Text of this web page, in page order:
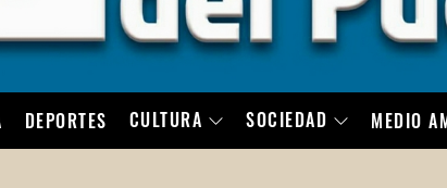
DEPORTES CULTURA SOCIEDAD MEDIO